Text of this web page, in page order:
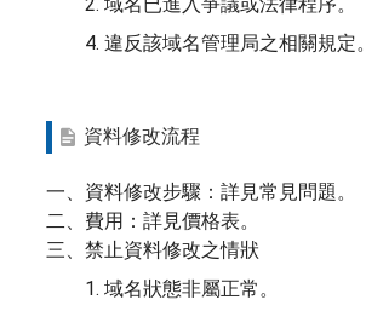
4. 違反該域名管理局之相關規定。
資料修改流程
一、資料修改步驟：詳見常見問題。
二、費用：詳見價格表。
三、禁止資料修改之情狀
1. 域名狀態非屬正常。